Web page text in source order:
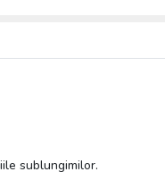
sublungimilor.